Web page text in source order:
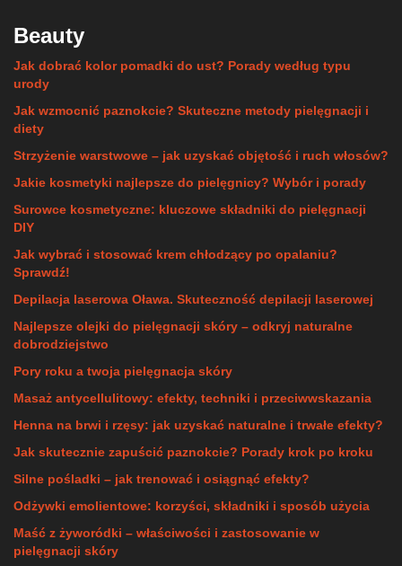
Beauty
Jak dobrać kolor pomadki do ust? Porady według typu
urody
Jak wzmocnić paznokcie? Skuteczne metody pielęgnacji i
diety
Strzyżenie warstwowe – jak uzyskać objętość i ruch włosów?
Jakie kosmetyki najlepsze do pielęgnicy? Wybór i porady
Surowce kosmetyczne: kluczowe składniki do pielęgnacji
DIY
Jak wybrać i stosować krem chłodzący po opalaniu?
Sprawdź!
Depilacja laserowa Oława. Skuteczność depilacji laserowej
Najlepsze olejki do pielęgnacji skóry – odkryj naturalne
dobrodziejstwo
Pory roku a twoja pielęgnacja skóry
Masaż antycellulitowy: efekty, techniki i przeciwwskazania
Henna na brwi i rzęsy: jak uzyskać naturalne i trwałe efekty?
Jak skutecznie zapuścić paznokcie? Porady krok po kroku
Silne pośladki – jak trenować i osiągnąć efekty?
Odżywki emolientowe: korzyści, składniki i sposób użycia
Maść z żyworódki – właściwości i zastosowanie w
pielęgnacji skóry